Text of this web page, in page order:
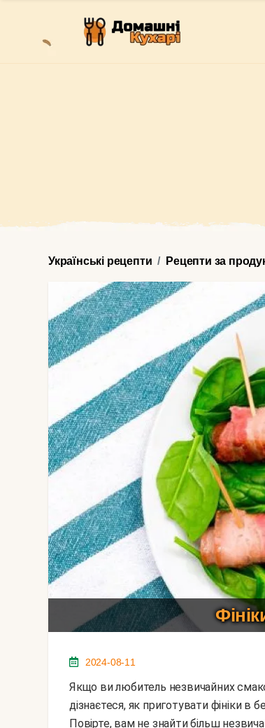
Українські рецепти Рецепти за
2024-08-11
Якщо ви любитель незвичайних смакових поєднань, тоді цей рецепт ідеально вам підійде. Тут ви
дізнаєтеся, як приготувати фініки в
Повірте, вам не знайти більш